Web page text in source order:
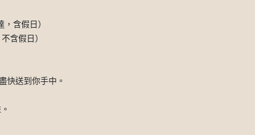
含假日）
含假日）
快送到你手中。